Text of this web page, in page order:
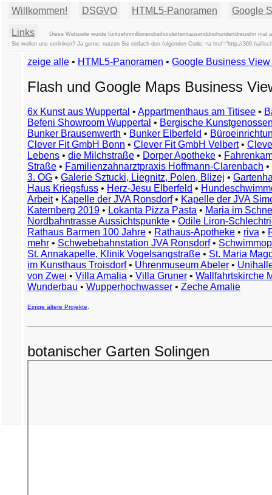
Willkommen! DSGVO HTML5-Panoramen Google
Links
Diese Webseite wurde fünfzehnmillionendreihunderteintausenddreihundertdreizehn
Sie wollen uns verlinken? Ja gerne, nutzen Sie einfach den folgenden Code: <a href="http://
zeige alle • HTML5-Panoramen • Google Business
Flash und Google Maps Business
6x Kunst aus Wuppertal • Appartmenthaus am Titisee •
Befeni Showroom Wuppertal • Bergische
Bunker Brausenwerth • Bunker Elberfeld •
Clever Fit GmbH Bonn • Clever Fit GmbH Velbert•
Lebens • die Milchstraße • Dorper Apotheke •
Straße • Familienzahnarztpraxis Hoffmann-Clarenbach •
3. OG • Galerie Sztucki, Liegnitz, Polen, Blizej •
Haus Kriegsfuss • Herz-Jesu Elberfeld •
Arbeit• Kapelle der JVA Ronsdorf• Kapelle der JVA
Katernberg 2019 • Lokanta Pizza Pasta • Maria im
Nordbahntrasse Aussichtspunkte • Odile Liron-
Rathaus Barmen 100 Jahre • Rathaus-Apotheke • riva •
mehr • Schwebebahnstation JVA Ronsdorf•
St. Annakapelle, Klinik Vogelsangstraße • St. Maria
im Kunsthaus Troisdorf• Uhrenmuseum Abeler •
von Zwei • Villa Amalia • Villa Gruner • Wallfahrtskirche
Wunderbau • Wupperhochwasser • Zeche Amalie
Einige ältere Projekte
botanischer Garten Solingen